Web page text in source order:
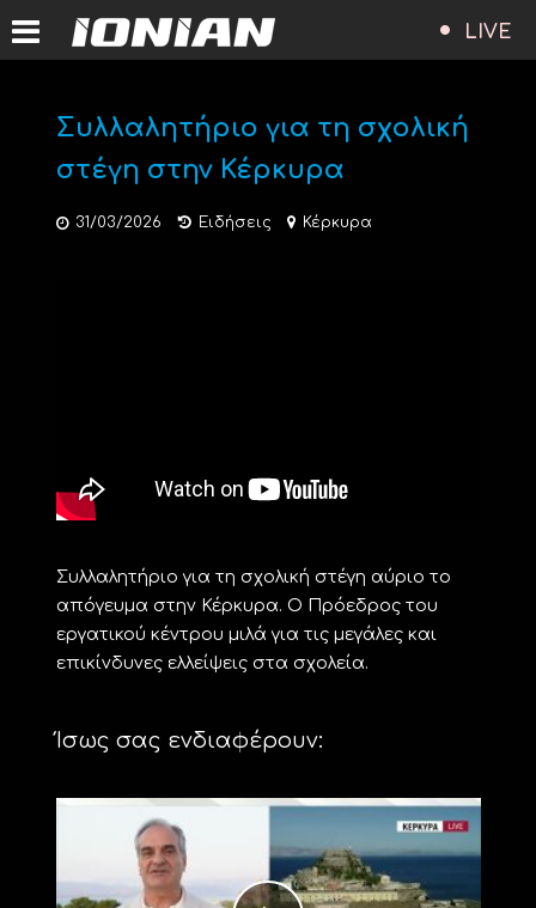
LIVE
Συλλαλητήριο για τη σχολική
στέγη στην Κέρκυρα
31/03/2026 Ειδήσεις Κέρκυρα
Συλλαλητήριο για τη σχολική στέγη αύριο το
απόγευμα στην Κέρκυρα. Ο Πρόεδρος του
εργατικού κέντρου μιλά για τις μεγάλες και
επικίνδυνες ελλείψεις στα σχολεία.
Ίσως σας ενδιαφέρουν: